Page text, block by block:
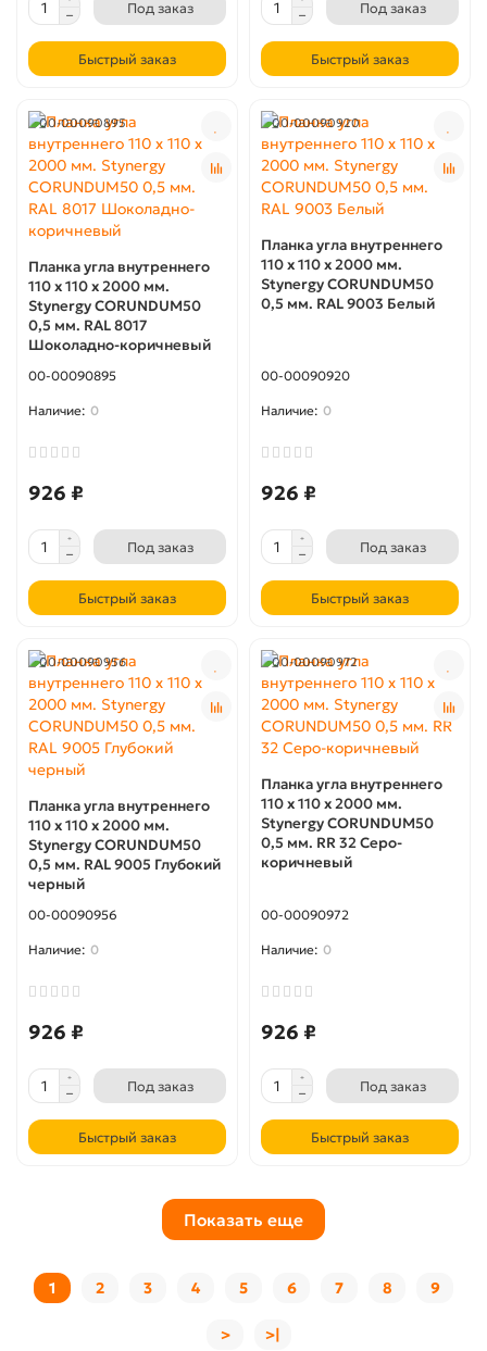
Под заказ
Быстрый заказ
Под заказ
Быстрый заказ
00-00090895
Планка угла внутреннего
110 x 110 х 2000 мм.
Stynergy CORUNDUM50
0,5 мм. RAL 8017
Шоколадно-коричневый
00-00090895
0
926 ₽
Под заказ
Быстрый заказ
00-00090920
Планка угла внутреннего
110 x 110 х 2000 мм.
Stynergy CORUNDUM50
0,5 мм. RAL 9003 Белый
00-00090920
0
926 ₽
Под заказ
Быстрый заказ
00-00090956
Планка угла внутреннего
110 x 110 х 2000 мм.
Stynergy CORUNDUM50
0,5 мм. RAL 9005 Глубокий
черный
00-00090956
0
926 ₽
Под заказ
Быстрый заказ
00-00090972
Планка угла внутреннего
110 x 110 х 2000 мм.
Stynergy CORUNDUM50
0,5 мм. RR 32 Cеро-
коричневый
00-00090972
0
926 ₽
Под заказ
Быстрый заказ
Показать еще
1 2 3 4 5 6 7 8 9
> >|